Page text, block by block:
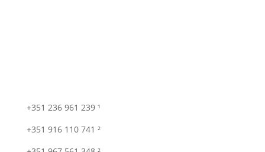
+351 236 961 239 ¹
+351 916 110 741 ²